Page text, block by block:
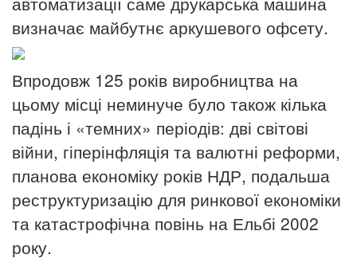
визначає майбутнє аркушевого офсету.
Впродовж 125 років виробництва на
цьому місці неминуче було також кілька
падінь і «темних» періодів: дві світові
війни, гіперінфляція та валютні реформи,
планова економіку років НДР, подальша
реструктуризацію для ринкової економіки
та катастрофічна повінь на Ельбі 2002
року.